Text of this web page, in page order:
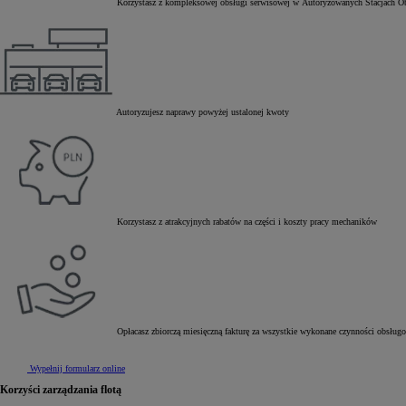
Od81 900 zł
Yaris Cross
HYBRID
Korzystasz z kompleksowej obsługi serwisowej w Autoryzowanych Stacjach
Autoryzujesz naprawy powyżej ustalonej kwoty
Korzystasz z atrakcyjnych rabatów na części i koszty pracy mechaników
Opłacasz zbiorczą miesięczną fakturę za wszystkie wykonane czynności
Wypełnij formularz online
Korzyści zarządzania flotą